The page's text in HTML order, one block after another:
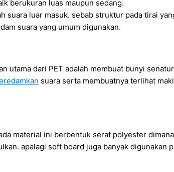
berukuran luas maupun sedang.
luar masuk. sebab struktur pada tirai
suara yang umum digunakan.
utama dari PET adalah membuat bunyi
suara serta membuatnya terlihat
material ini berbentuk serat polyester
apalagi soft board juga banyak digunakan